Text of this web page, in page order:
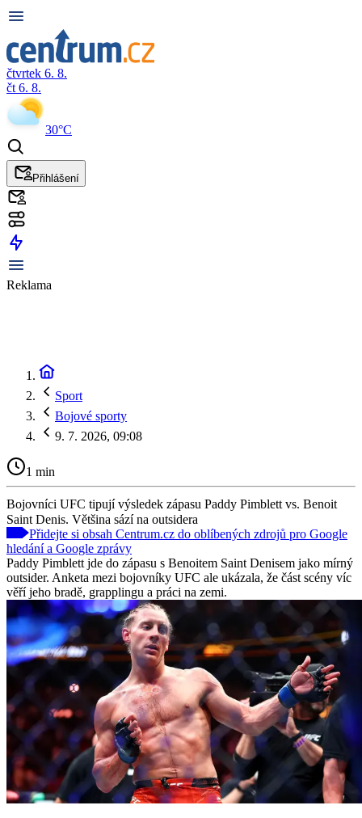
čtvrtek 6. 8.
čt 6. 8.
30°C
Přihlášení
Reklama
Sport
Bojové sporty
9. 7. 2026, 09:08
1 min
Bojovníci UFC tipují výsledek zápasu Paddy Pimblett vs. Benoit
Saint Denis. Většina sází na outsidera
Přidejte si obsah Centrum.cz do oblíbených zdrojů pro Google
hledání a Google zprávy
Paddy Pimblett jde do zápasu s Benoitem Saint Denisem jako mírný
outsider. Anketa mezi bojovníky UFC ale ukázala, že část scény víc
věří jeho bradě, grapplingu a práci na zemi.